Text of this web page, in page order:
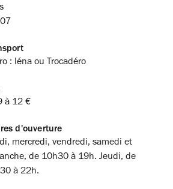
: Iéna ou Trocadéro
à 12 €
d'ouverture
mercredi, vendredi, samedi et
de 10h30 à 19h. Jeudi, de
à 22h.